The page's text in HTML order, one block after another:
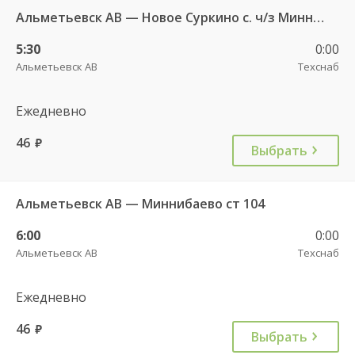
Альметьевск АВ — Новое Суркино с. ч/з Миннибаево с. 113
5:30
Альметьевск АВ
0:00
Техснаб
Ежедневно
46 руб. Выбрать
Альметьевск АВ — Миннибаево ст 104
6:00
Альметьевск АВ
0:00
Техснаб
Ежедневно
46 руб. Выбрать